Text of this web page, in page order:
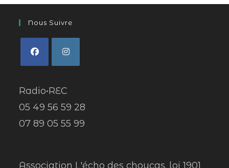
Nous Suivre
Radio•REC
05 49 56 59 28
07 89 05 55 99
Association L'écho des choucas, loi 1901